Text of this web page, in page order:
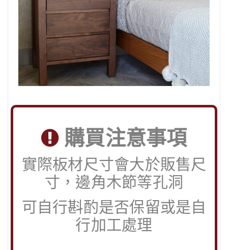
購買注意事項
實際板材尺寸會大於販售尺
寸，邊角木節等孔洞
可自行斟酌是否保留或是自
行加工處理